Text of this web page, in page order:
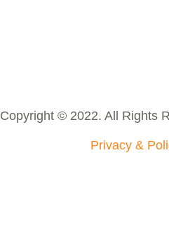
Copyright © 2022. All Rights
Privacy &